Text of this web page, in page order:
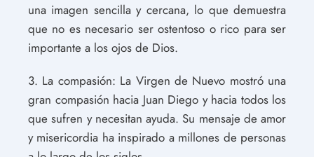
una imagen sencilla y cercana, lo que demuestra
que no es necesario ser ostentoso o rico para ser
importante a los ojos de Dios.
3. La compasión: La Virgen de Nuevo mostró una
gran compasión hacia Juan Diego y hacia todos los
que sufren y necesitan ayuda. Su mensaje de amor
y misericordia ha inspirado a millones de personas